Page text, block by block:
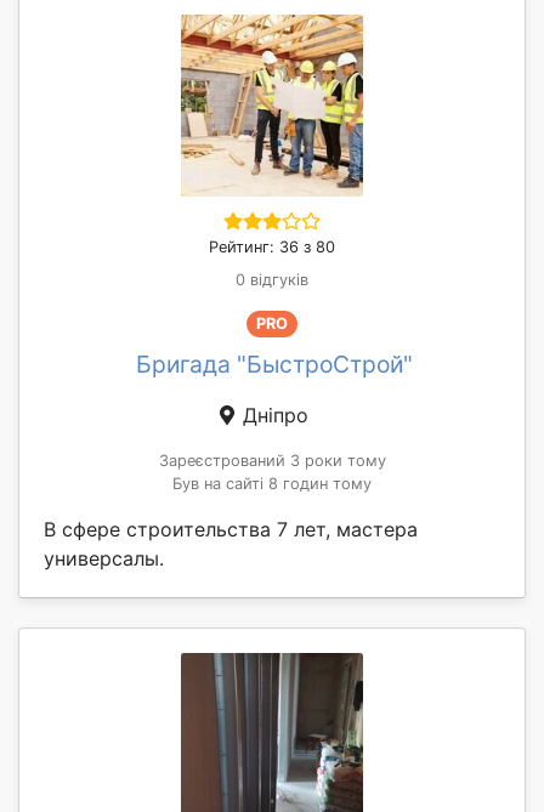
Рейтинг: 36 з 80
0 відгуків
PRO
Бригада "БыстроСтрой"
Дніпро
Зареєстрований 3 роки тому
Був на сайті 8 годин тому
В сфере строительства 7 лет, мастера
универсалы.